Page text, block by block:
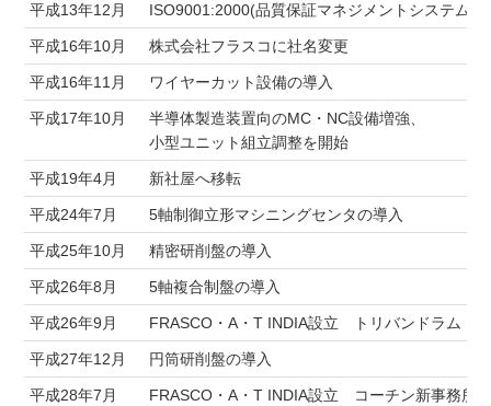
平成13年12月 ISO9001:2000(品質保証マネジメントシステム)
平成16年10月 株式会社フラスコに社名変更
平成16年11月 ワイヤーカット設備の導入
平成17年10月
半導体製造装置向のMC・NC設備増強、
小型ユニット組立調整を開始
平成19年4月 新社屋へ移転
平成24年7月 5軸制御立形マシニングセンタの導入
平成25年10月 精密研削盤の導入
平成26年8月 5軸複合制盤の導入
平成26年9月 FRASCO・A・T INDIA設立 トリバンドラム
平成27年12月 円筒研削盤の導入
平成28年7月 FRASCO・A・T INDIA設立 コーチン新事務所